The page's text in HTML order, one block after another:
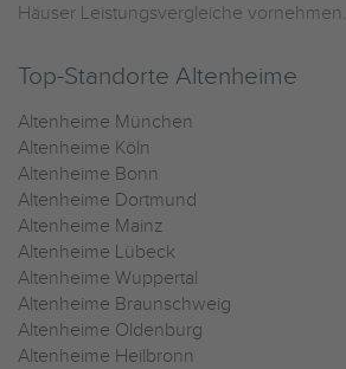
Häuser Leistungsvergleiche vornehmen.
Top-Standorte Altenheime
Altenheime München
Altenheime Köln
Altenheime Bonn
Altenheime Dortmund
Altenheime Mainz
Altenheime Lübeck
Altenheime Wuppertal
Altenheime Braunschweig
Altenheime Oldenburg
Altenheime Heilbronn